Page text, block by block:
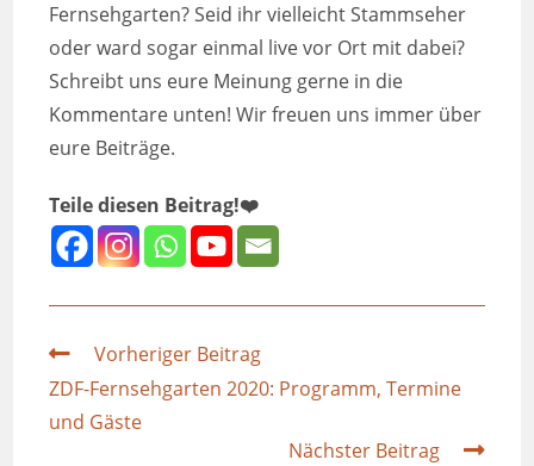
Fernsehgarten? Seid ihr vielleicht Stammseher
oder ward sogar einmal live vor Ort mit dabei?
Schreibt uns eure Meinung gerne in die
Kommentare unten! Wir freuen uns immer über
eure Beiträge.
Teile diesen Beitrag!❤️
Vorheriger Beitrag
ZDF-Fernsehgarten 2020: Programm, Termine
und Gäste
Nächster Beitrag